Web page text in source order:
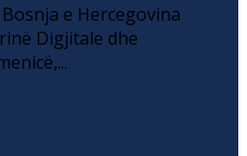
e Hercegovina
Digjitale dhe